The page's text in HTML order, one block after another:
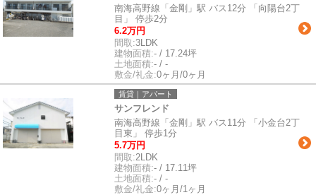
南海高野線「金剛」駅 バス12分 「向陽台2丁
目」 停歩2分
6.2万円
間取:3LDK
建物面積:- / 17.24坪
土地面積:- / -
敷金/礼金:0ヶ月/0ヶ月
賃貸｜アパート
サンフレンド
南海高野線「金剛」駅 バス11分 「小金台2丁
目東」 停歩1分
5.7万円
間取:2LDK
建物面積:- / 17.11坪
土地面積:- / -
敷金/礼金:0ヶ月/1ヶ月